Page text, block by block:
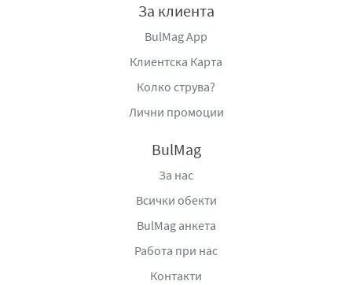
За клиента
BulMag App
Клиентска Карта
Колко струва?
Лични промоции
BulMag
За нас
Всички обекти
BulMag анкета
Работа при нас
Контакти